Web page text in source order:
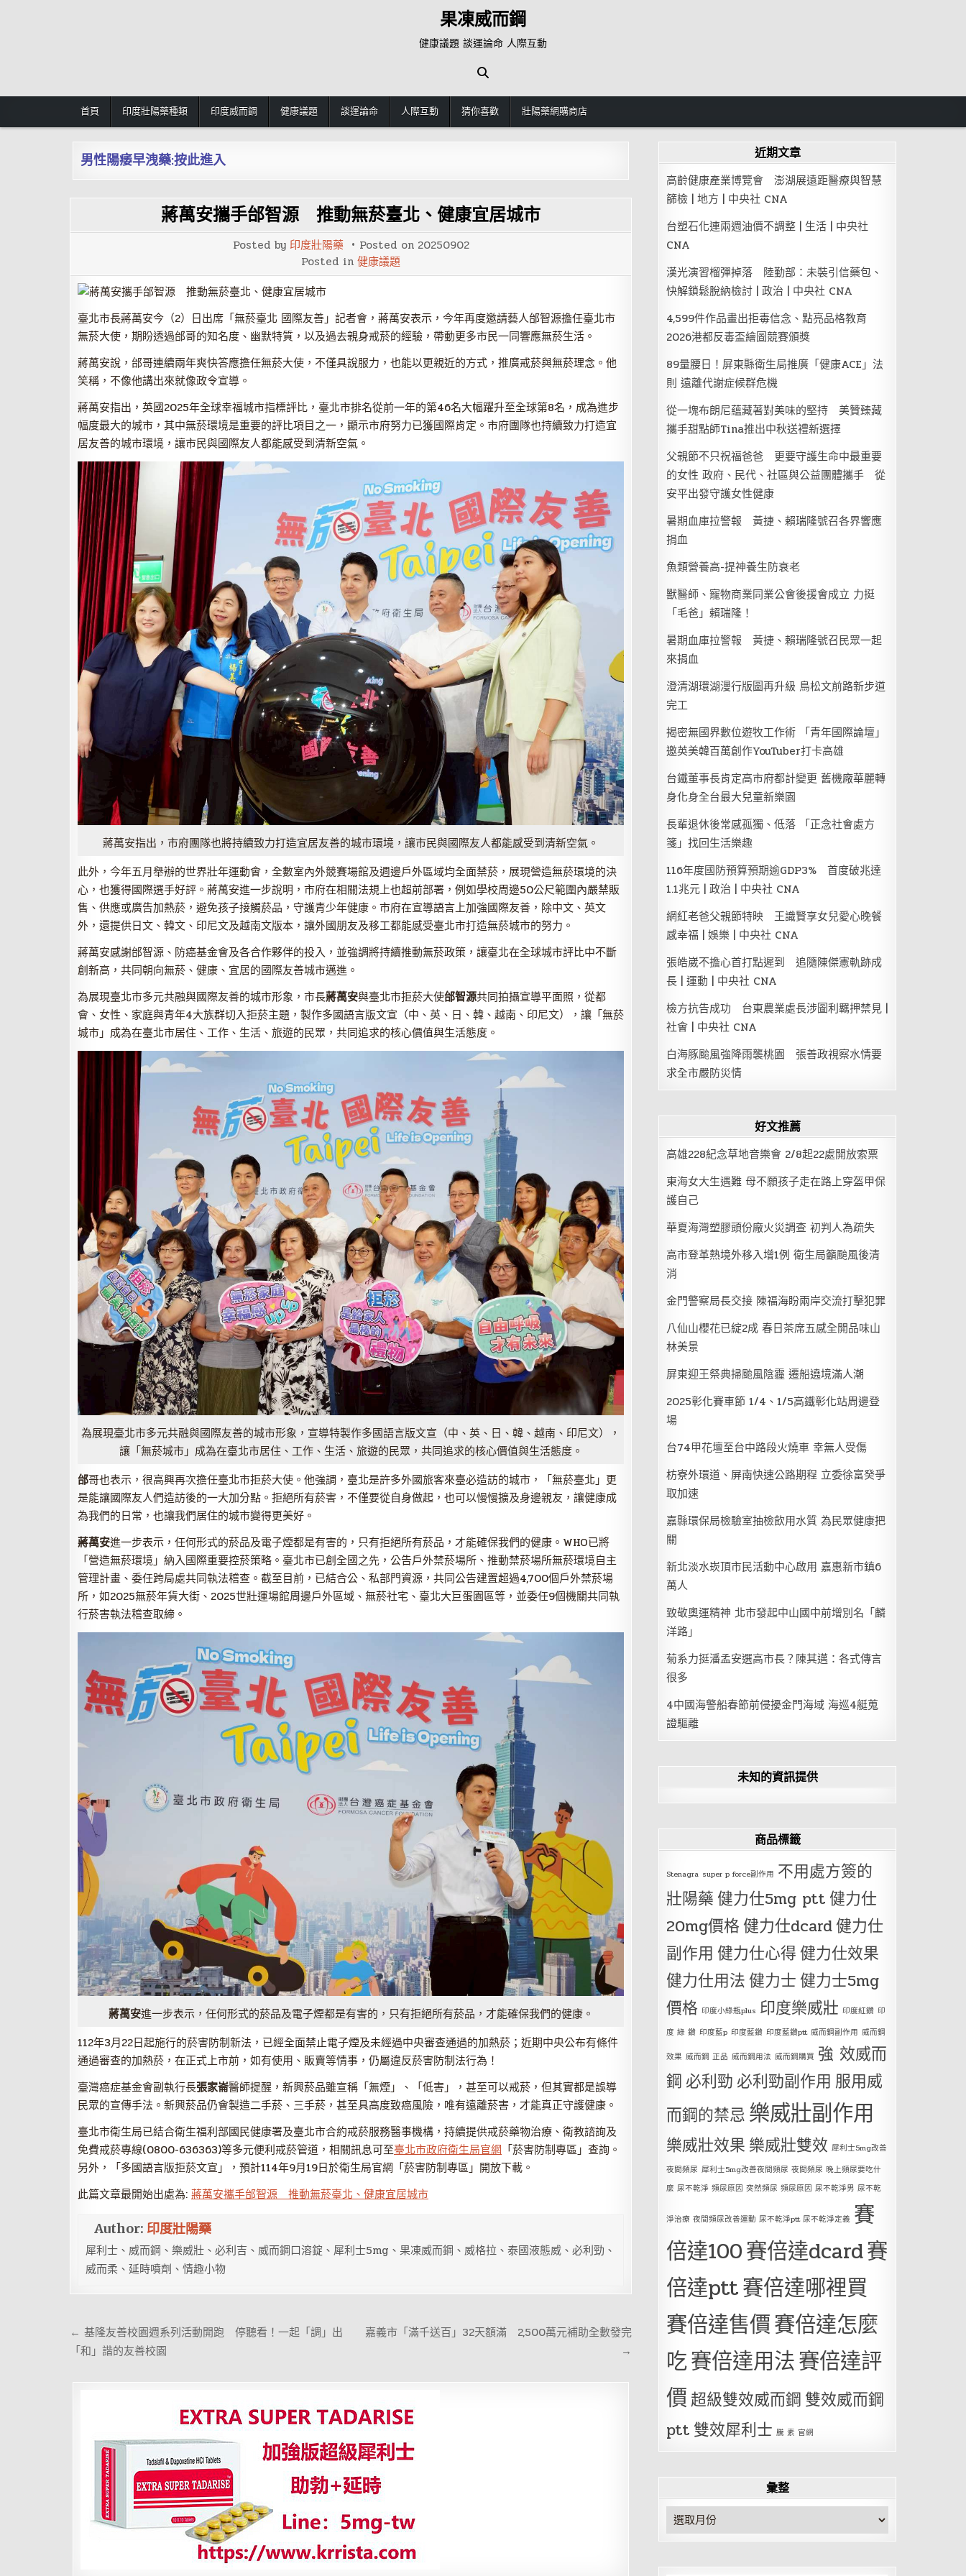
果凍威而鋼
健康議題 談運論命 人際互動
首頁 印度壯陽藥種類 印度威而鋼 健康議題 談運論命 人際互動 猜你喜歡 壯陽藥網購商店
男性陽痿早洩藥:按此進入
蔣萬安攜手邰智源 推動無菸臺北、健康宜居城市
Posted by 印度壯陽藥 Posted on 20250902
Posted in 健康議題
臺北市長蔣萬安今（2）日出席「無菸臺北 國際友善」記者會，蔣萬安表示，今年再度邀請藝人邰智源擔任臺北市
無菸大使，期盼透過邰哥的知名度、幽默特質，以及過去親身戒菸的經驗，帶動更多市民一同響應無菸生活。
蔣萬安說，邰哥連續兩年爽快答應擔任無菸大使，不僅具說服力，也能以更親近的方式，推廣戒菸與無菸理念。他
笑稱，不像他講出來就像政令宣導。
蔣萬安指出，英國2025年全球幸福城市指標評比，臺北市排名從前一年的第46名大幅躍升至全球第8名，成為進步
幅度最大的城市，其中無菸環境是重要的評比項目之一，顯示市府努力已獲國際肯定。市府團隊也持續致力打造宜
居友善的城市環境，讓市民與國際友人都能感受到清新空氣。
蔣萬安指出，市府團隊也將持續致力打造宜居友善的城市環境，讓市民與國際友人都能感受到清新空氣。
此外，今年五月舉辦的世界壯年運動會，全數室內外競賽場館及週邊戶外區域均全面禁菸，展現營造無菸環境的決
心，也獲得國際選手好評。蔣萬安進一步說明，市府在相關法規上也超前部署，例如學校周邊50公尺範圍內嚴禁販
售、供應或廣告加熱菸，避免孩子接觸菸品，守護青少年健康。市府在宣導語言上加強國際友善，除中文、英文
外，還提供日文、韓文、印尼文及越南文版本，讓外國朋友及移工都能感受臺北市打造無菸城市的努力。
蔣萬安感謝邰智源、防癌基金會及各合作夥伴的投入，並強調將持續推動無菸政策，讓臺北在全球城市評比中不斷
創新高，共同朝向無菸、健康、宜居的國際友善城市邁進。
為展現臺北市多元共融與國際友善的城市形象，市長蔣萬安與臺北市拒菸大使邰智源共同拍攝宣導平面照，從都
會、女性、家庭與青年4大族群切入拒菸主題，製作多國語言版文宣（中、英、日、韓、越南、印尼文），讓「無菸
城市」成為在臺北市居住、工作、生活、旅遊的民眾，共同追求的核心價值與生活態度。
為展現臺北市多元共融與國際友善的城市形象，宣導特製作多國語言版文宣（中、英、日、韓、越南、印尼文），
讓「無菸城市」成為在臺北市居住、工作、生活、旅遊的民眾，共同追求的核心價值與生活態度。
邰哥也表示，很高興再次擔任臺北市拒菸大使。他強調，臺北是許多外國旅客來臺必造訪的城市，「無菸臺北」更
是能讓國際友人們造訪後的一大加分點。拒絕所有菸害，不僅要從自身做起，也可以慢慢擴及身邊親友，讓健康成
為我們的日常，也讓我們居住的城市變得更美好。
蔣萬安進一步表示，任何形式的菸品及電子煙都是有害的，只有拒絕所有菸品，才能確保我們的健康。WHO已將
「營造無菸環境」納入國際重要控菸策略。臺北市已創全國之先，公告戶外禁菸場所、推動禁菸場所無菸環境自主
管理計畫、委任跨局處共同執法稽查。截至目前，已結合公、私部門資源，共同公告建置超過4,700個戶外禁菸場
所，如2025無菸年貨大街、2025世壯運場館周邊戶外區域、無菸社宅、臺北大巨蛋園區等，並委任9個機關共同執
行菸害執法稽查取締。
蔣萬安進一步表示，任何形式的菸品及電子煙都是有害的，只有拒絕所有菸品，才能確保我們的健康。
112年3月22日起施行的菸害防制新法，已經全面禁止電子煙及未經過中央審查通過的加熱菸；近期中央公布有條件
通過審查的加熱菸，在正式上市前，如有使用、販賣等情事，仍屬違反菸害防制法行為！
臺灣癌症基金會副執行長張家崙醫師提醒，新興菸品雖宣稱「無煙」、「低害」，甚至可以戒菸，但其實都是誤導
民眾的宣傳手法。新興菸品仍會製造二手菸、三手菸，甚至具高度致癌風險，唯有遠離菸害，才能真正守護健康。
臺北市衛生局已結合衛生福利部國民健康署及臺北市合約戒菸服務醫事機構，持續提供戒菸藥物治療、衛教諮詢及
免費戒菸專線(0800-636363)等多元便利戒菸管道，相關訊息可至臺北市政府衛生局官網 「菸害防制專區」查詢。
另外，「多國語言版拒菸文宣」，預計114年9月19日於衛生局官網「菸害防制專區」開放下載。
此篇文章最開始出處為: 蔣萬安攜手邰智源 推動無菸臺北、健康宜居城市
Author: 印度壯陽藥
犀利士、威而鋼、樂威壯、必利吉、威而鋼口溶錠、犀利士5mg、果凍威而鋼、威格拉、泰國液態威、必利勁、
威而柔、延時噴劑、情趣小物
文
章
嘉義市「滿千送百」32天額滿 2,500萬元補助全數發完
→
← 基隆友善校園週系列活動開跑 停聽看！一起「調」出
「和」諧的友善校園
近期文章
高齡健康產業博覽會 澎湖展遠距醫療與智慧
篩檢 | 地方 | 中央社 CNA
台塑石化連兩週油價不調整 | 生活 | 中央社
CNA
漢光演習榴彈掉落 陸勤部：未裝引信藥包、
快解鎖鬆脫納檢討 | 政治 | 中央社 CNA
4,599件作品畫出拒毒信念、點亮品格教育
2026港都反毒盃繪圖競賽頒獎
89量腰日！屏東縣衛生局推廣「健康ACE」法
則 遠離代謝症候群危機
從一塊布朗尼蘊藏著對美味的堅持 美贊臻藏
攜手甜點師Tina推出中秋送禮新選擇
父親節不只祝福爸爸 更要守護生命中最重要
的女性 政府、民代、社區與公益團體攜手 從
安平出發守護女性健康
暑期血庫拉警報 黃捷、賴瑞隆號召各界響應
捐血
魚類營養高-提神養生防衰老
獸醫師、寵物商業同業公會後援會成立 力挺
「毛爸」賴瑞隆！
暑期血庫拉警報 黃捷、賴瑞隆號召民眾一起
來捐血
澄清湖環湖漫行版圖再升級 鳥松文前路新步道
完工
揭密無國界數位遊牧工作術 「青年國際論壇」
邀英美韓百萬創作YouTuber打卡高雄
台鐵董事長肯定高市府都計變更 舊機廠華麗轉
身化身全台最大兒童新樂園
長輩退休後常感孤獨、低落 「正念社會處方
箋」找回生活樂趣
116年度國防預算預期逾GDP3% 首度破兆達
1.1兆元 | 政治 | 中央社 CNA
網紅老爸父親節特映 王識賢享女兒愛心晚餐
感幸福 | 娛樂 | 中央社 CNA
張皓崴不擔心首打點遲到 追隨陳傑憲軌跡成
長 | 運動 | 中央社 CNA
檢方抗告成功 台東農業處長涉圖利羈押禁見 |
社會 | 中央社 CNA
白海豚颱風強降雨襲桃園 張善政視察水情要
求全市嚴防災情
好文推薦
高雄228紀念草地音樂會 2/8起22處開放索票
東海女大生遇難 母不願孩子走在路上穿盔甲保
護自己
華夏海灣塑膠頭份廠火災調查 初判人為疏失
高市登革熱境外移入增1例 衛生局籲颱風後清
消
金門警察局長交接 陳福海盼兩岸交流打擊犯罪
八仙山櫻花已綻2成 春日茶席五感全開品味山
林美景
屏東迎王祭典掃颱風陰霾 遷船遶境滿人潮
2025彰化賽車節 1/4、1/5高鐵彰化站周邊登
場
台74甲花壇至台中路段火燒車 幸無人受傷
枋寮外環道、屏南快速公路期程 立委徐富癸爭
取加速
嘉縣環保局檢驗室抽檢飲用水質 為民眾健康把
關
新北淡水崁頂市民活動中心啟用 嘉惠新市鎮6
萬人
致敬奧運精神 北市發起中山國中前增別名「麟
洋路」
菊系力挺潘孟安選高市長？陳其邁：各式傳言
很多
4中國海警船春節前侵擾金門海域 海巡4艇蒐
證驅離
未知的資訊提供
商品標籤
Stenagra super p force副作用 不用處方簽的
壯陽藥健力仕5mg ptt健力仕
20mg價格健力仕dcard健力仕
副作用 健力仕心得健力仕效果
健力仕用法健力士健力士5mg
價格 印度小綠瓶plus 印度樂威壯 印度紅鑽 印
度 綠 鑽 印度藍p 印度藍鑽 印度藍鑽ptt 威而鋼副作用 威而鋼
效果 威而鋼 正品 威而鋼用法 威而鋼購買 強 效威而
鋼 必利勁 必利勁副作用 服用威
而鋼的禁忌 樂威壯副作用
樂威壯效果 樂威壯雙效 犀利士5mg改善
夜間頻尿 犀利士5mg改善夜間頻尿 夜間頻尿 晚上頻尿要吃什
麼 尿不乾淨 頻尿原因 突然頻尿 頻尿原因 尿不乾淨男 尿不乾
淨治療 夜間頻尿改善運動 尿不乾淨ptt 尿不乾淨定義 賽
倍達100賽倍達dcard賽
倍達ptt賽倍達哪裡買
賽倍達售價賽倍達怎麼
吃賽倍達用法賽倍達評
價超級雙效威而鋼 雙效威而鋼
ptt 雙效犀利士 騰 素 官網
彙整
彙
整